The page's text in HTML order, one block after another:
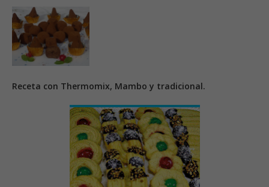
Receta con Thermomix, Mambo y tradicional.